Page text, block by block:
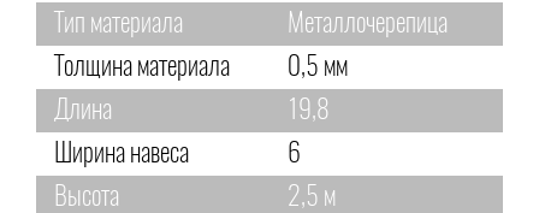
Тип материала
Металлочерепица
Толщина материала
0,5 мм
Длина
19,8
Ширина навеса
6
Высота
2,5 м